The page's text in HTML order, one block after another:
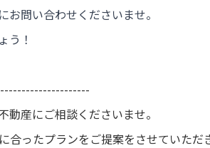
問い合わせくださいませ。
う！
産にご相談くださいませ。
合ったプランをご提案をさせていただ